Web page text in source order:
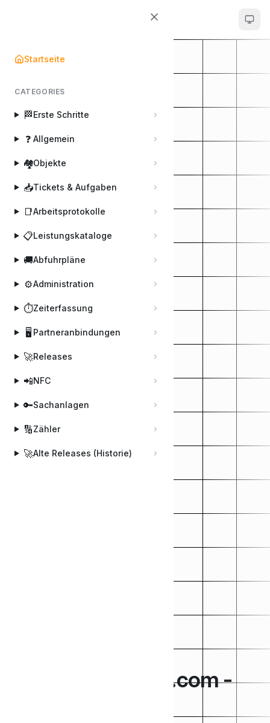
Startseite
CATEGORIES
🏁Erste Schritte
❓ Allgemein
🏘️Objekte
📥Tickets & Aufgaben
📑Arbeitsprotokolle
📋Leistungskataloge
🚚Abfuhrpläne
⚙️Administration
⏱️Zeiterfassung
🖥️ Partneranbindungen
🚀Releases
📲NFC
🔑Sachanlagen
🔢Zähler
🚀Alte Releases (Historie)
Hausmeisterapp.com -